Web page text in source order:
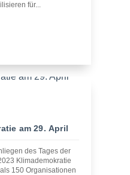
für...
am 29. April
des Tages der
Klimademokratie
150 Organisationen